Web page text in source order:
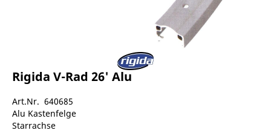
Rigida V-Rad 26' Alu
Art.Nr. 640685
Alu Kastenfelge
Starrachse